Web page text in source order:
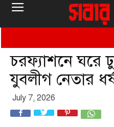
চরফ্যাশনে ঘরে
যুবলীগ নেতার
July 7, 2026